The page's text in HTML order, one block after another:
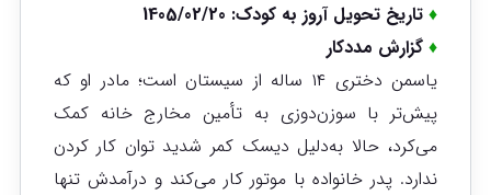
♦تاریخ تحویل آروز به کودک: 1405/02/20
♦ گزارش مددکار
یاسمن دختری ۱۴ ساله از سیستان است؛ مادر او که
پیش‌تر با سوزن‌دوزی به تأمین مخارج خانه کمک
می‌کرد، حالا به‌دلیل دیسک کمر شدید توان کار کردن
ندارد. پدر خانواده با موتور کار می‌کند و درآمدش تنها